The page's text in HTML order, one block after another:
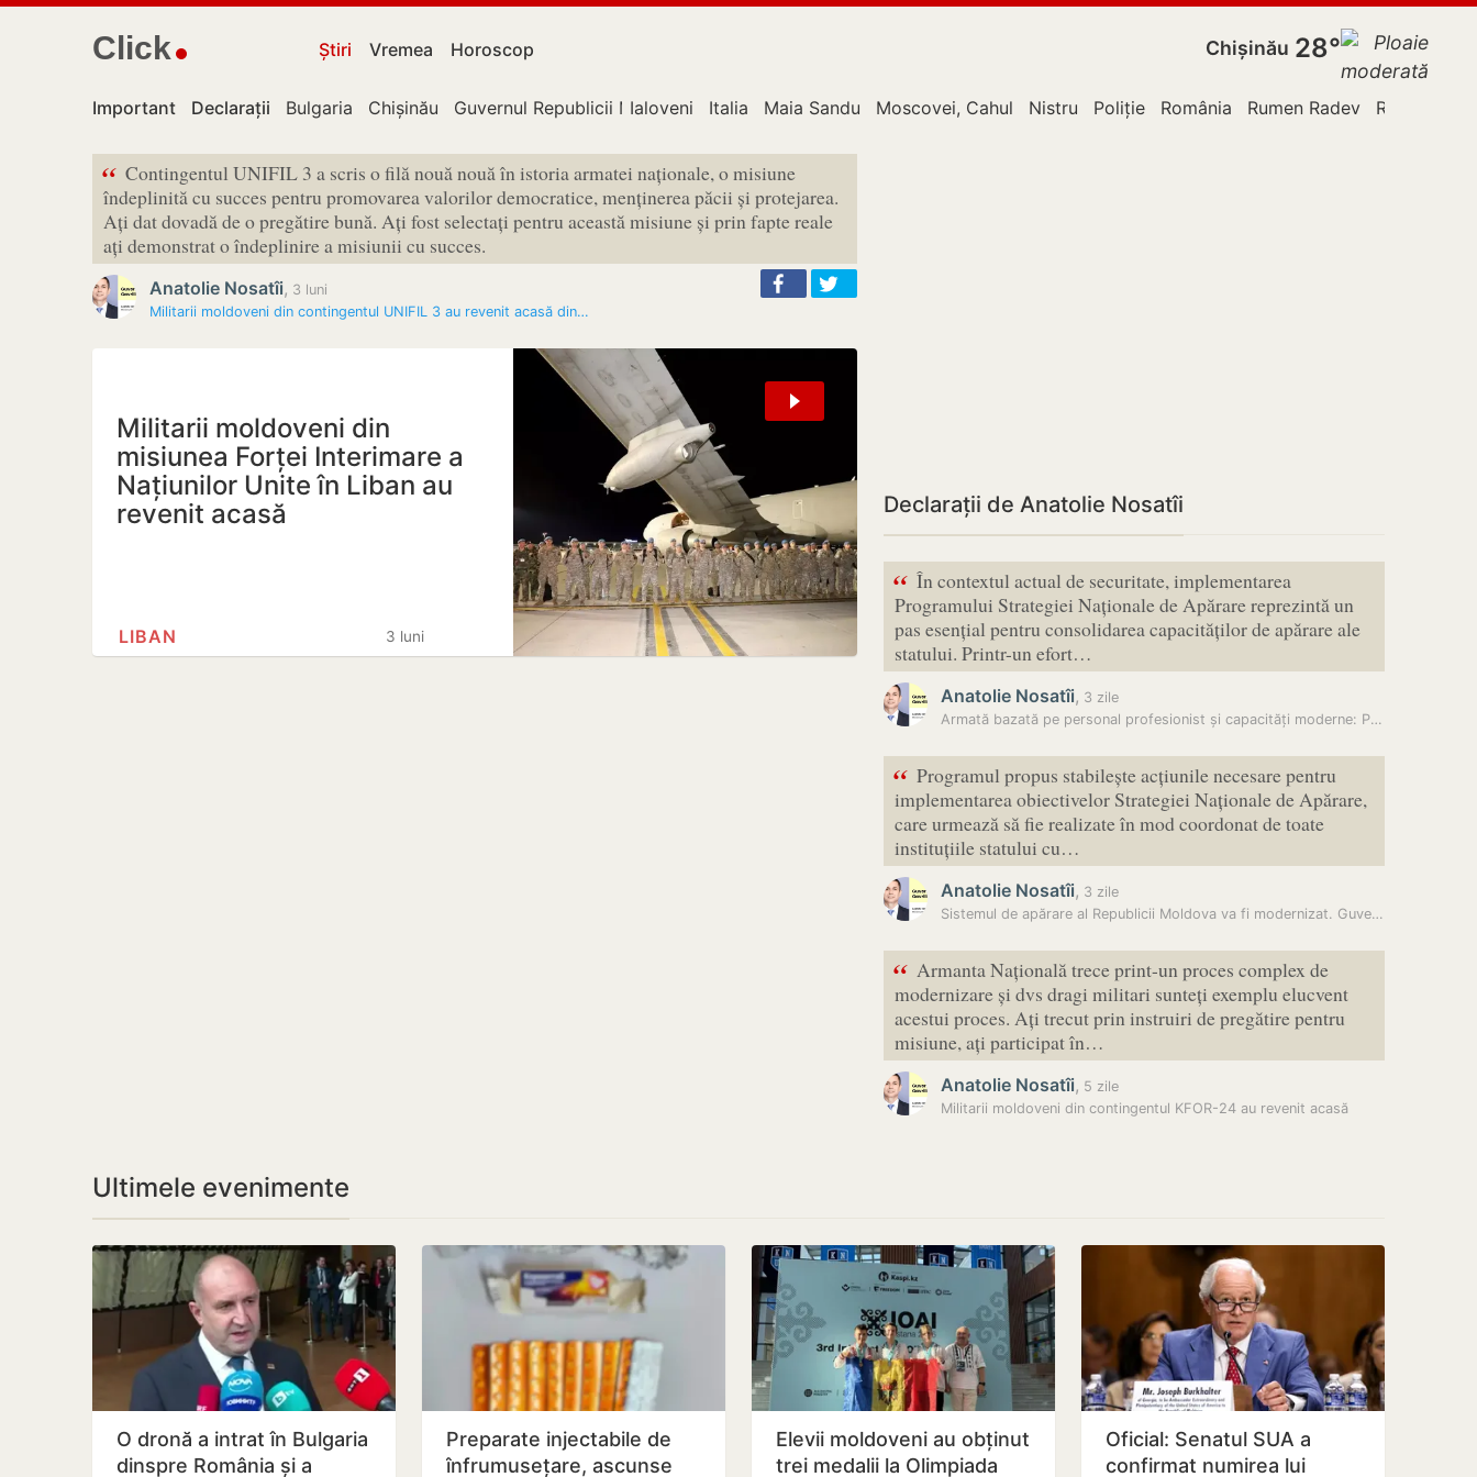
Click Știri Vremea Horoscop Chișinău 28°
Important Declarații Bulgaria Chișinău Guvernul Republicii Moldova
Ialoveni Italia Maia Sandu Moscovei, Cahul Nistru Poliție România Rumen Radev Rusia
“ Contingentul UNIFIL 3 a scris o filă nouă nouă în istoria armatei naționale, o misiune
îndeplinită cu succes pentru promovarea valorilor democratice, menținerea păcii și protejarea.
Ați dat dovadă de o pregătire bună. Ați fost selectați pentru această misiune și prin fapte reale
ați demonstrat o îndeplinire a misiunii cu succes.
Anatolie Nosatîi, 3 luni
Militarii moldoveni din contingentul UNIFIL 3 au revenit acasă din…
Militarii moldoveni din
misiunea Forței Interimare a
Națiunilor Unite în Liban au
revenit acasă
3 luni
LIBAN
Declarații de Anatolie Nosatîi
“ În contextul actual de securitate, implementarea
Programului Strategiei Naționale de Apărare reprezintă un
pas esențial pentru consolidarea capacităților de apărare ale
statului. Printr-un efort…
Anatolie Nosatîi, 3 zile
Armată bazată pe personal profesionist și capacități moderne: Planul…
“ Programul propus stabilește acțiunile necesare pentru
implementarea obiectivelor Strategiei Naționale de Apărare,
care urmează să fie realizate în mod coordonat de toate
instituțiile statului cu…
Anatolie Nosatîi, 3 zile
Sistemul de apărare al Republicii Moldova va fi modernizat. Guvernul a…
“ Armanta Națională trece print-un proces complex de
modernizare și dvs dragi militari sunteți exemplu elucvent
acestui proces. Ați trecut prin instruiri de pregătire pentru
misiune, ați participat în…
Anatolie Nosatîi, 5 zile
Militarii moldoveni din contingentul KFOR-24 au revenit acasă
Ultimele evenimente
O dronă a intrat în Bulgaria
dinspre România și a
Preparate injectabile de
înfrumusețare, ascunse
Elevii moldoveni au obținut
trei medalii la Olimpiada
Oficial: Senatul SUA a
confirmat numirea lui